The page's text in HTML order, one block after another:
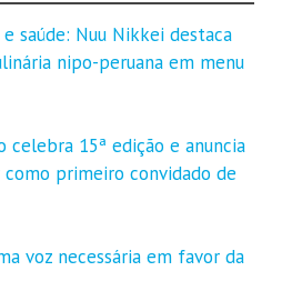
saúde: Nuu Nikkei destaca
nipo-peruana em menu
celebra 15ª edição e anuncia
como primeiro convidado de
voz necessária em favor da